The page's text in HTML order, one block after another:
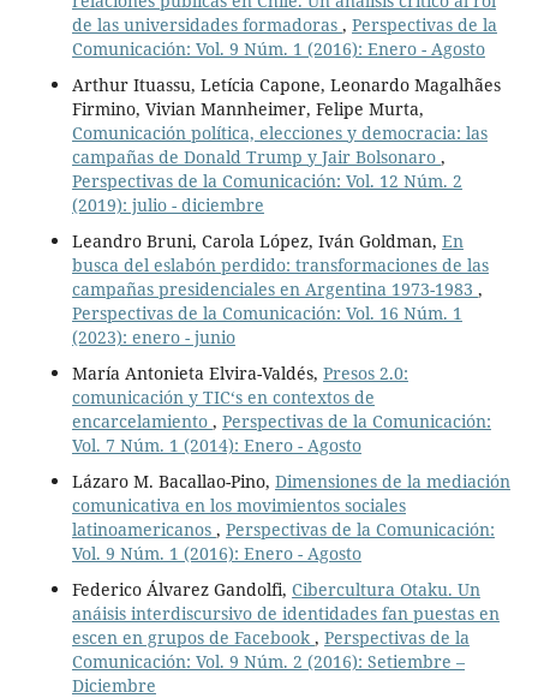
de las universidades formadoras , Perspectivas de la
Comunicación: Vol. 9 Núm. 1 (2016): Enero - Agosto
Arthur Ituassu, Letícia Capone, Leonardo Magalhães
Firmino, Vivian Mannheimer, Felipe Murta,
Comunicación política, elecciones y democracia: las
campañas de Donald Trump y Jair Bolsonaro ,
Perspectivas de la Comunicación: Vol. 12 Núm. 2
(2019): julio - diciembre
Leandro Bruni, Carola López, Iván Goldman, En
busca del eslabón perdido: transformaciones de las
campañas presidenciales en Argentina 1973-1983 ,
Perspectivas de la Comunicación: Vol. 16 Núm. 1
(2023): enero - junio
María Antonieta Elvira-Valdés, Presos 2.0:
comunicación y TIC‘s en contextos de
encarcelamiento , Perspectivas de la Comunicación:
Vol. 7 Núm. 1 (2014): Enero - Agosto
Lázaro M. Bacallao-Pino, Dimensiones de la mediación
comunicativa en los movimientos sociales
latinoamericanos , Perspectivas de la Comunicación:
Vol. 9 Núm. 1 (2016): Enero - Agosto
Federico Álvarez Gandolfi, Cibercultura Otaku. Un
anáisis interdiscursivo de identidades fan puestas en
escen en grupos de Facebook , Perspectivas de la
Comunicación: Vol. 9 Núm. 2 (2016): Setiembre –
Diciembre